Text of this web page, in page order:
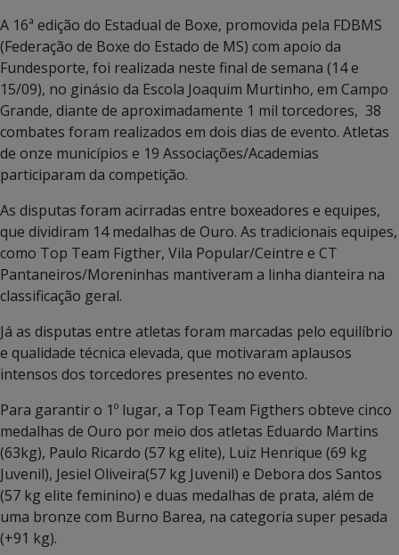
A 16ª edição do Estadual de Boxe, promovida pela FDBMS
(Federação de Boxe do Estado de MS) com apoio da
Fundesporte, foi realizada neste final de semana (14 e
15/09), no ginásio da Escola Joaquim Murtinho, em Campo
Grande, diante de aproximadamente 1 mil torcedores, 38
combates foram realizados em dois dias de evento. Atletas
de onze municípios e 19 Associações/Academias
participaram da competição.
As disputas foram acirradas entre boxeadores e equipes,
que dividiram 14 medalhas de Ouro. As tradicionais equipes,
como Top Team Figther, Vila Popular/Ceintre e CT
Pantaneiros/Moreninhas mantiveram a linha dianteira na
classificação geral.
Já as disputas entre atletas foram marcadas pelo equilíbrio
e qualidade técnica elevada, que motivaram aplausos
intensos dos torcedores presentes no evento.
Para garantir o 1º lugar, a Top Team Figthers obteve cinco
medalhas de Ouro por meio dos atletas Eduardo Martins
(63kg), Paulo Ricardo (57 kg elite), Luiz Henrique (69 kg
Juvenil), Jesiel Oliveira(57 kg Juvenil) e Debora dos Santos
(57 kg elite feminino) e duas medalhas de prata, além de
uma bronze com Burno Barea, na categoria super pesada
(+91 kg).